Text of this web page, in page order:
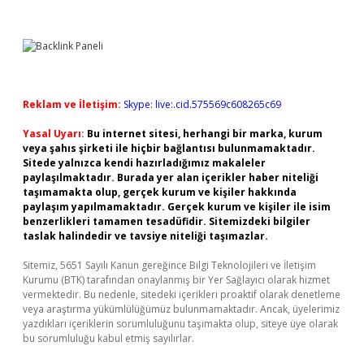
Reklam ve İletişim: Skype: live:.cid.575569c608265c69
Yasal Uyarı: Bu internet sitesi, herhangi bir marka, kurum
veya şahıs şirketi ile hiçbir bağlantısı bulunmamaktadır.
Sitede yalnızca kendi hazırladığımız makaleler
paylaşılmaktadır. Burada yer alan içerikler haber niteliği
taşımamakta olup, gerçek kurum ve kişiler hakkında
paylaşım yapılmamaktadır. Gerçek kurum ve kişiler ile isim
benzerlikleri tamamen tesadüfidir. Sitemizdeki bilgiler
taslak halindedir ve tavsiye niteliği taşımazlar.
Sitemiz, 5651 Sayılı Kanun gereğince Bilgi Teknolojileri ve İletişim
Kurumu (BTK) tarafından onaylanmış bir Yer Sağlayıcı olarak hizmet
vermektedir. Bu nedenle, sitedeki içerikleri proaktif olarak denetleme
veya araştırma yükümlülüğümüz bulunmamaktadır. Ancak, üyelerimiz
yazdıkları içeriklerin sorumluluğunu taşımakta olup, siteye üye olarak
bu sorumluluğu kabul etmiş sayılırlar.